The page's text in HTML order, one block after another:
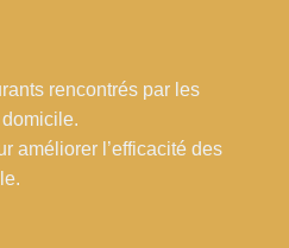
rencontrés par les
améliorer l’efficacité des